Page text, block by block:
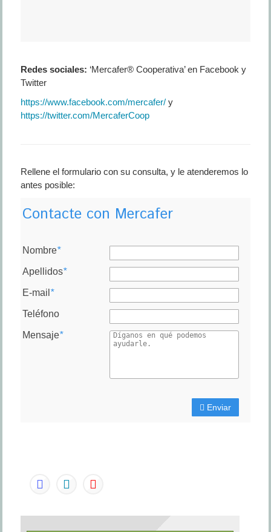
Redes sociales: ‘Mercafer® Cooperativa’ en Facebook y
Twitter
https://www.facebook.com/mercafer/y
https://twitter.com/MercaferCoop
Rellene el formulario con su consulta, y le atenderemos lo
antes posible:
Contacte con Mercafer
Nombre*
Apellidos*
E-mail *
Teléfono
Mensaje*
Enviar